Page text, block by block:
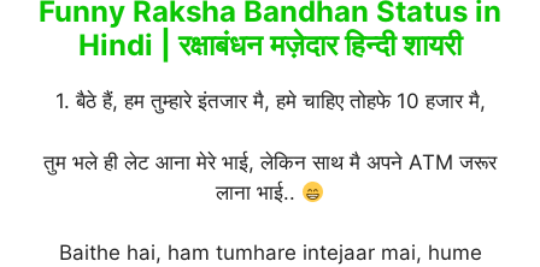
Funny Raksha Bandhan Status in
Hindi | रक्षाबंधन मज़ेदार हिन्दी शायरी
1. बैठे हैं, हम तुम्हारे इंतजार मै, हमे चाहिए तोहफे 10 हजार मै,
तुम भले ही लेट आना मेरे भाई, लेकिन साथ मै अपने ATM जरूर
लाना भाई..
Baithe hai, ham tumhare intejaar mai, hume